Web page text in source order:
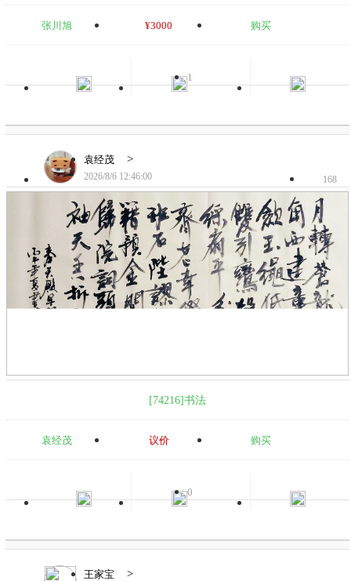
张川旭 ¥3000 购买
1
袁经茂 >
2026/8/6 12:46:00 168
[74216]书法
袁经茂 议价 购买
0
王家宝 >